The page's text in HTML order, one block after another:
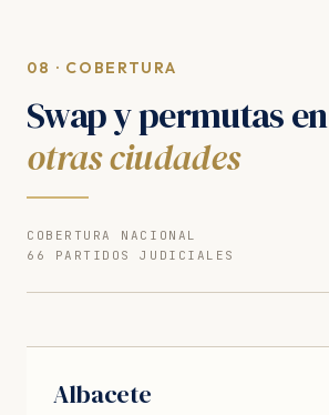
08 · COBERTURA
Swap y permutas en
otras ciudades
COBERTURA NACIONAL
66 PARTIDOS JUDICIALES
Albacete